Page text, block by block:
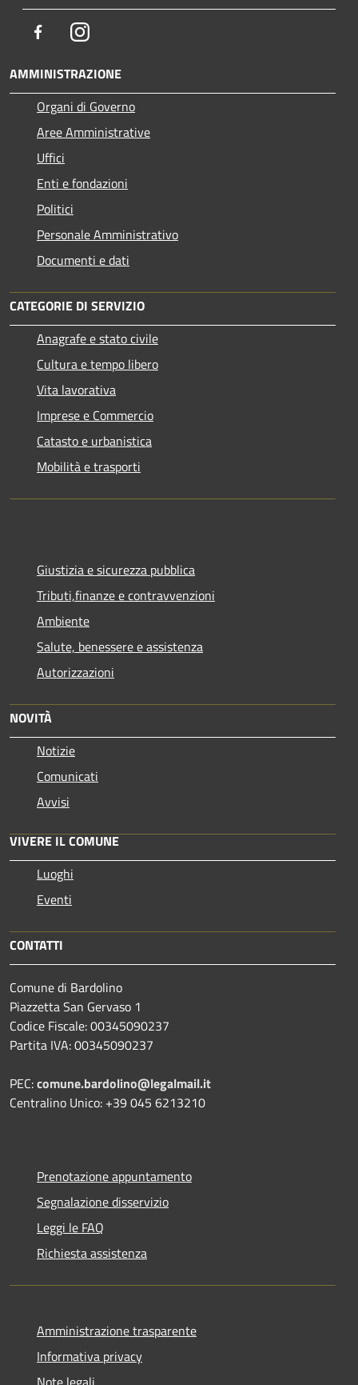
FacebookInstagram
AMMINISTRAZIONE
Organi di Governo
Aree Amministrative
Uffici
Enti e fondazioni
Politici
Personale Amministrativo
Documenti e dati
CATEGORIE DI SERVIZIO
Anagrafe e stato civile
Cultura e tempo libero
Vita lavorativa
Imprese e Commercio
Catasto e urbanistica
Mobilità e trasporti
Giustizia e sicurezza pubblica
Tributi,finanze e contravvenzioni
Ambiente
Salute, benessere e assistenza
Autorizzazioni
NOVITÀ
Notizie
Comunicati
Avvisi
VIVERE IL COMUNE
Luoghi
Eventi
CONTATTI
Comune di Bardolino
Piazzetta San Gervaso 1
Codice Fiscale: 00345090237
Partita IVA: 00345090237
PEC:comune.bardolino@legalmail.it
Centralino Unico: +39 045 6213210
Prenotazione appuntamento
Segnalazione disservizio
Leggi le FAQ
Richiesta assistenza
Amministrazione trasparente
Informativa privacy